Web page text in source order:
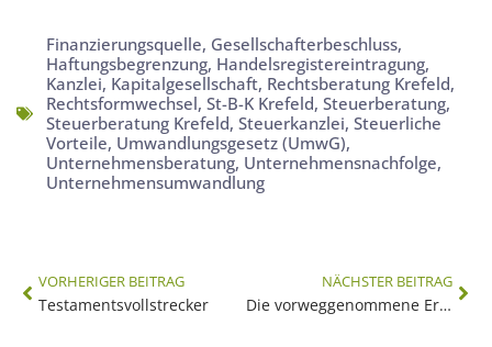
Finanzierungsquelle, Gesellschafterbeschluss,
Haftungsbegrenzung, Handelsregistereintragung,
Kanzlei, Kapitalgesellschaft, Rechtsberatung Krefeld,
Rechtsformwechsel, St-B-K Krefeld, Steuerberatung,
Steuerberatung Krefeld, Steuerkanzlei, Steuerliche
Vorteile, Umwandlungsgesetz (UmwG),
Unternehmensberatung, Unternehmensnachfolge,
Unternehmensumwandlung
VORHERIGER BEITRAG
Testamentsvollstrecker
NÄCHSTER BEITRAG
Die vorweggenommene Erbfolge